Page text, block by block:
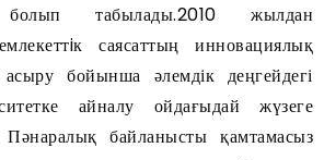
болып табылады.2010 жылдан
саясаттың инновациялық
бойынша әлемдік деңгейдегі
айналу ойдағыдай жүзеге
байланысты қамтамасыз